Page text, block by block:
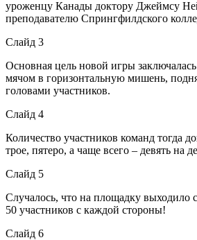
уроженцу Канады доктору Джеймсу
преподавателю Спрингфилдского
Слайд 3
Основная цель новой игры
мячом в горизонтальную мишень,
головами участников.
Слайд 4
Количество участников команд тогда
трое, пятеро, а чаще всего – девять на
Слайд 5
Случалось, что на площадку выходило
50 участников с каждой стороны!
Слайд 6